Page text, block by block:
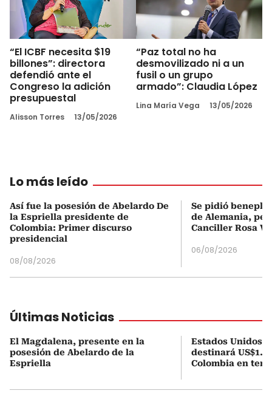
“El ICBF necesita $19
billones”: directora
defendió ante el
Congreso la adición
presupuestal
Alisson Torres 13/05/2026
“Paz total no ha
desmovilizado ni a un
fusil o un grupo
armado”: Claudia López
Lina María Vega 13/05/2026
Lo más leído
Así fue la posesión de Abelardo De
la Espriella presidente de
Colombia: Primer discurso
presidencial
08/08/2026
Se pidió
de Alemania,
Canciller Rosa
06/08/2026
Últimas Noticias
El Magdalena, presente en la
posesión de Abelardo de la
Espriella
Estados Unidos
destinará
Colombia en